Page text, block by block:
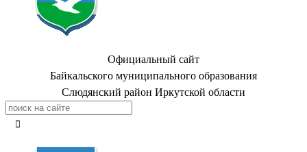
Официальный сайт
Байкальского муниципального образования
Слюдянский район Иркутской области